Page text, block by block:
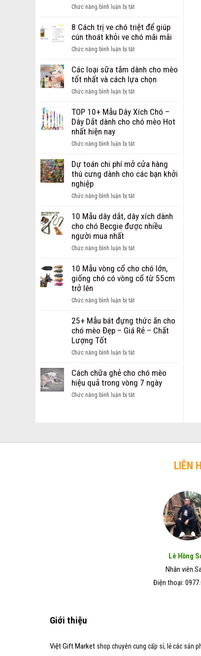
chó
ghẻ
từ
nhẹ
nặng
Chức năng bình luận bị tắtở
thiệu
địa
bán
bán
buôn
phụ
cho
chó
tín
8 Cách trị ve chó triệt để giúp
cún thoát khỏi ve chó mãi mãi
Chức năng bình luận bị tắtở
Cách
trị
chó
để
giúp
thoát
ve
chó
Các loại sữa tắm dành cho mèo
tốt nhất và cách lựa chọn
Chức năng bình luận bị tắtở
loại
sữa
cho
tốt
nhất
cách
chọn
TOP 10+ Mẫu Dây Xích Chó –
Dây Dắt dành cho chó mèo Hot
nhất hiện nay
Chức năng bình luận bị tắtở
10+
Mẫu
Chó
Dây
Dắt
cho
Hot
nhất
nay
Dự toán chi phí mở cửa hàng
thú cưng dành cho các bạn khởi
nghiệp
Chức năng bình luận bị tắtở
toán
chi
cửa
thú
cưng
cho
bạn
khởi
nghiệp
10 Mẫu dây dắt, dây xích dành
cho chó Becgie được nhiều
người mua nhất
Chức năng bình luận bị tắtở
Mẫu
dây
xích
cho
chó
được
người
mua
nhất
10 Mẫu vòng cổ cho chó lớn,
giống chó có vòng cổ từ 55cm
trở lên
Chức năng bình luận bị tắtở
Mẫu
vòng
chó
giống
chó
có
25+ Mẫu bát đựng thức ăn cho
chó mèo Đẹp – Giá Rẻ – Chất
Lượng Tốt
Chức năng bình luận bị tắtở
Mẫu
bát
thức
Cách chữa ghẻ cho chó mèo
hiệu quả trong vòng 7 ngày
Chức năng bình luận bị tắtở
chó
LIÊN
Lê Hồng
Nhân viên
Điện thoại:
Giới thiệu
Việt Gift Marketshop chuyên cung cấp sỉ, lẻ các sản